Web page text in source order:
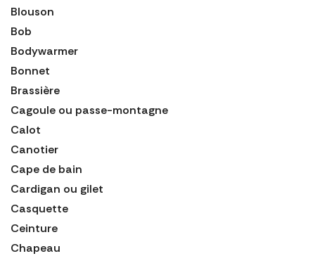
Blouson
Bob
Bodywarmer
Bonnet
Brassière
Cagoule ou passe-montagne
Calot
Canotier
Cape de bain
Cardigan ou gilet
Casquette
Ceinture
Chapeau